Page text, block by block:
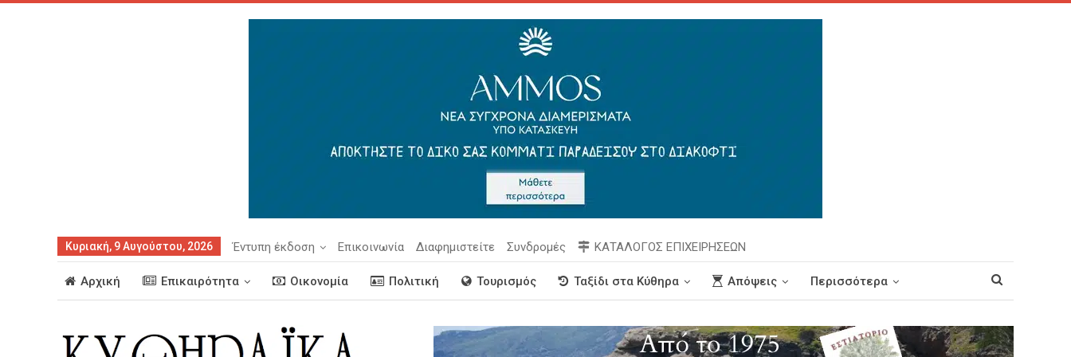
Κυριακή, 9 Αυγούστου, 2026 Έντυπη έκδοση Επικοινωνία Διαφημιστείτε Συνδρομές ΚΑΤΑΛΟΓΟΣ ΕΠΙΧΕΙΡΗΣΕΩΝ
Αρχική Επικαιρότητα Οικονομία Πολιτική Τουρισμός Ταξίδι στα Κύθηρα Απόψεις Περισσότερα